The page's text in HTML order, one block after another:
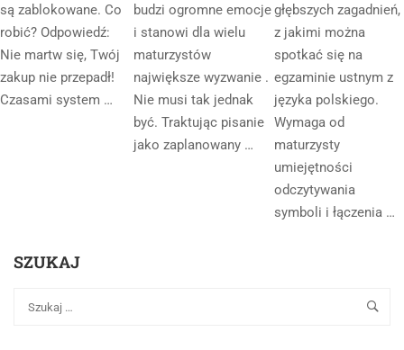
są zablokowane. Co
robić? Odpowiedź:
Nie martw się, Twój
zakup nie przepadł!
Czasami system …
budzi ogromne emocje
i stanowi dla wielu
maturzystów
największe wyzwanie .
Nie musi tak jednak
być. Traktując pisanie
jako zaplanowany …
głębszych zagadnień,
z jakimi można
spotkać się na
egzaminie ustnym z
języka polskiego.
Wymaga od
maturzysty
umiejętności
odczytywania
symboli i łączenia …
SZUKAJ